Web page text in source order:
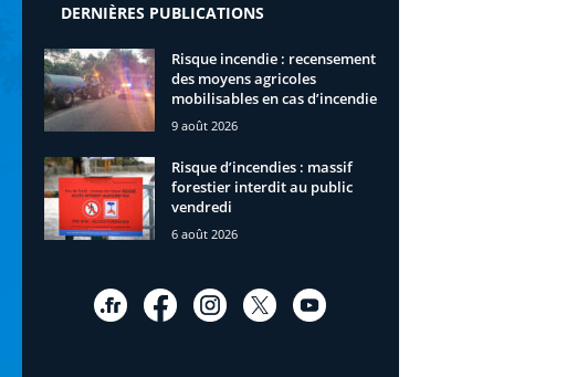
DERNIÈRES PUBLICATIONS
Risque incendie : recensement
des moyens agricoles
mobilisables en cas d’incendie
9 août 2026
Risque d’incendies : massif
forestier interdit au public
vendredi
6 août 2026